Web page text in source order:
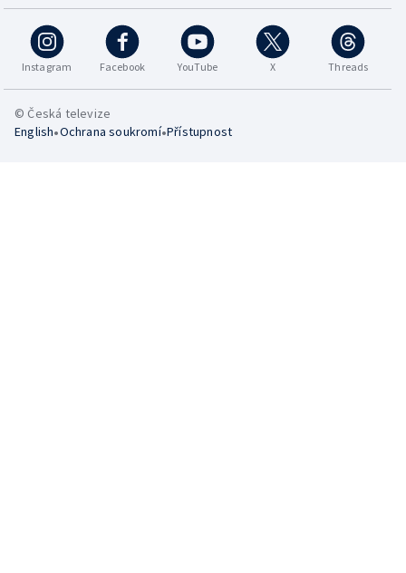
Instagram Facebook YouTube X Threads
© Česká televize
English•Ochrana soukromí•Přístupnost